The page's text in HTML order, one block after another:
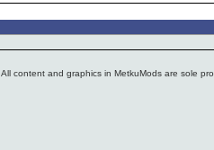
All content and graphics in MetkuMods are sole